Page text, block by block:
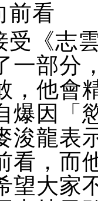
前看
《志
一部分
，他會
爆因「
浚龍表
看，而
望大家